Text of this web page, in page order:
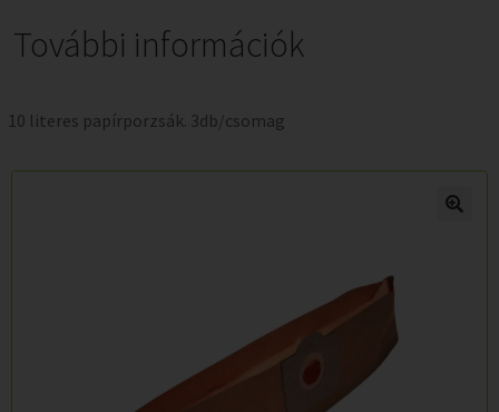
További információk
10 literes papírporzsák. 3db/csomag